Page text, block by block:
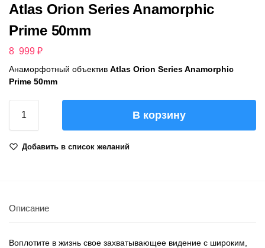
Atlas Orion Series Anamorphic
Prime 50mm
8 999 ₽
Анаморфотный объектив Atlas Orion Series Anamorphic
Prime 50mm
В корзину
Добавить в список желаний
Описание
Воплотите в жизнь свое захватывающее видение с широким,